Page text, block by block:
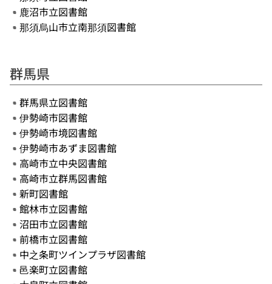
鹿沼市立図書館
那須烏山市立南那須図書館
群馬県
群馬県立図書館
伊勢崎市図書館
伊勢崎市境図書館
伊勢崎市あずま図書館
高崎市立中央図書館
高崎市立群馬図書館
新町図書館
館林市立図書館
沼田市立図書館
前橋市立図書館
中之条町ツインプラザ図書館
邑楽町立図書館